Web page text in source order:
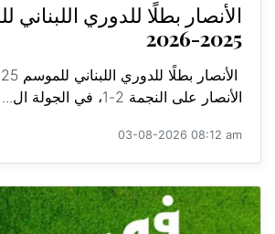
الأنصار بطلًا للدوري اللبناني
2025-2026
الأنصار على النجمة 2-1، في الجولة ال...
03-08-2026 08:12 am